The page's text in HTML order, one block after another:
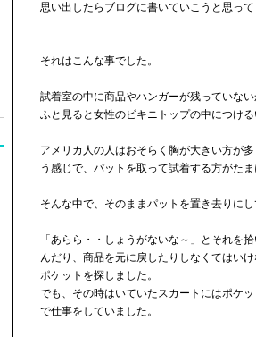
思い出したらブログに書いていこうと思っ
それはこんな事でした。
試着室の中に商品やハンガーが残っていない
ふと見ると女性のビキニトップの中につけ
アメリカ人の人はおそらく胸が大きい方が
う感じで、パットを取って試着する方がたま
そんな中で、そのままパットを置き去りに
「あらら・・しょうがないな～」とそれを
んだり、商品を元に戻したりしなくてはい
ポケットを探しました。
でも、その時はいていたスカートにはポケ
で仕事をしていました。